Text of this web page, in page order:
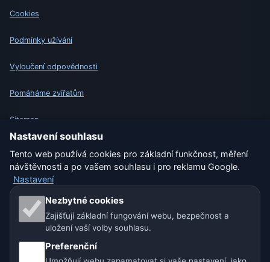
Cookies
Podmínky užívání
Vyloučení odpovědnosti
Pomáháme zvířatům
Sitemap
Nastavení
Naše weby o počasí:
🇨🇿 Česko 🇭🇷 Chorvatsko 🇧🇬 Bulharsko
🇩🇪🇦🇹🇨🇭 Německo / Rakousko / Švýcarsko
Nastavení souhlasu
Tento web používá cookies pro základní funkčnost, měření
návštěvnosti a po vašem souhlasu i pro reklamu Google.
Nastavení
Nezbytné cookies
Zajišťují základní fungování webu, bezpečnost a
uložení vaší volby souhlasu.
Preferenční